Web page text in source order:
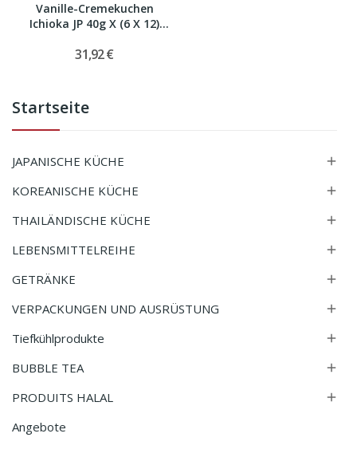
Startseite
JAPANISCHE KÜCHE 
KOREANISCHE KÜCHE 
THAILÄNDISCHE KÜCHE 
LEBENSMITTELREIHE 
GETRÄNKE 
VERPACKUNGEN UND AUSRÜSTUNG 
Tiefkühlprodukte 
BUBBLE TEA 
PRODUITS HALAL 
Angebote
Vanille-Cremekuchen
Ichioka JP 40g X (6 X 12)
31,92 €